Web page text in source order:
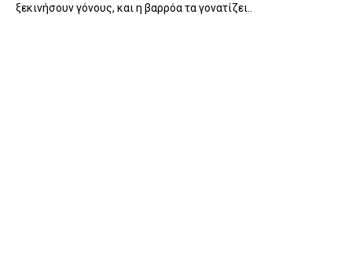
ξεκινήσουν γόνους, και η βαρρόα τα γονατίζει..